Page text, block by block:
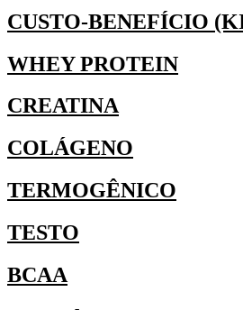
CUSTO-BENEFÍCIO
WHEY PROTEIN
CREATINA
COLÁGENO
TERMOGÊNICO
TESTO
BCAA